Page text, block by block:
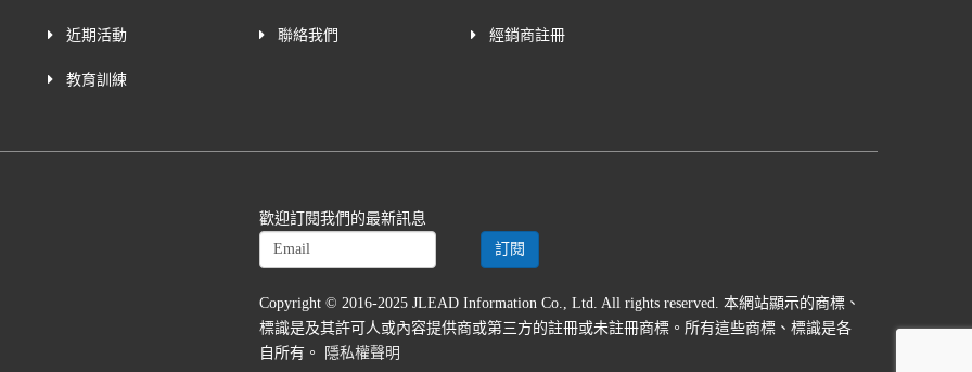
近期活動
教育訓練
聯絡我們 經銷商註冊
歡迎訂閱我們的最新訊息
Copyright © 2016-2025 JLEAD Information Co., Ltd. All rights reserved. 本網站顯示的商標、
標識是及其許可人或內容提供商或第三方的註冊或未註冊商標。所有這些商標、標識是各
自所有。
隱私權聲明